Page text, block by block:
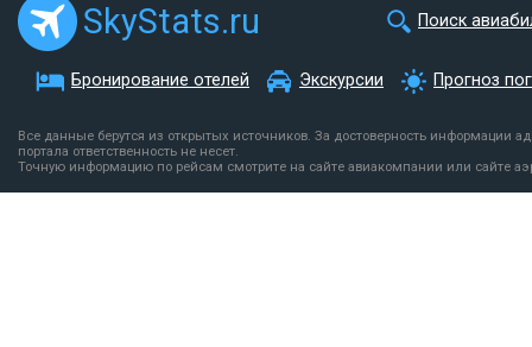
SkyStats.ru Поиск
Бронирование отелей Экскурсии Прогноз
Все данные берутся из открытых источников. За достоверность информации
портала ответственность не несет.
Точную информацию по рейсам смотрите на сайте авиакомпании или сайте